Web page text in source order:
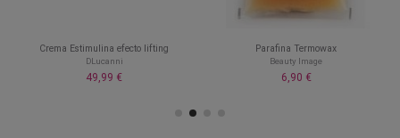
Crema Estimulina efecto lifting
DLucanni
49,99 €
Parafina Termowax
Beauty Image
6,90 €